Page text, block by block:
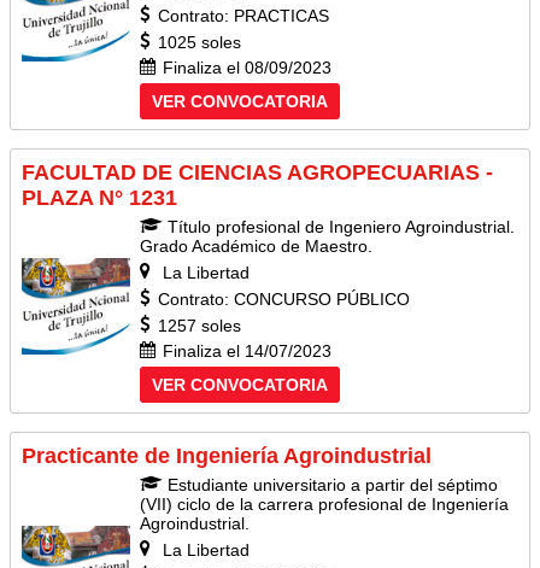
Contrato: PRACTICAS
1025 soles
Finaliza el 08/09/2023
VER CONVOCATORIA
FACULTAD DE CIENCIAS AGROPECUARIAS -
PLAZA N° 1231
Título profesional de Ingeniero Agroindustrial.
Grado Académico de Maestro.
La Libertad
Contrato: CONCURSO PÚBLICO
1257 soles
Finaliza el 14/07/2023
VER CONVOCATORIA
Practicante de Ingeniería Agroindustrial
Estudiante universitario a partir del séptimo
(VII) ciclo de la carrera profesional de Ingeniería
Agroindustrial.
La Libertad